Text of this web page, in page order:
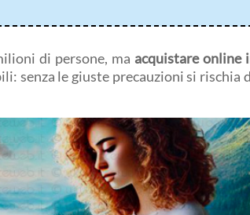
di persone, ma acquistare online
senza le giuste precauzioni si rischia